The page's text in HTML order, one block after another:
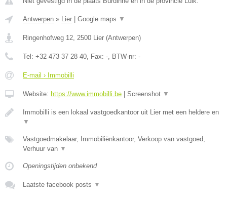
Antwerpen » Lier Google maps ▼
Ringenhofweg 12, 2500 Lier (Antwerpen)
Tel: +32 473 37 28 40, Fax: -, BTW-nr: -
E-mail › Immobilli
Website: https://www.immobilli.be Screenshot ▼
Immobilli is een lokaal vastgoedkantoor uit Lier met een heldere en
▼
Vastgoedmakelaar, Immobiliënkantoor, Verkoop van vastgoed,
Verhuur van ▼
Openingstijden onbekend
Laatste facebook posts ▼